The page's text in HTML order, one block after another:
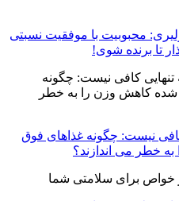
محبوبیت با موفقیت نسبتی
تا برنده شوی!
نیست: چگونه غذاهای فوق
خطر می اندازند؟